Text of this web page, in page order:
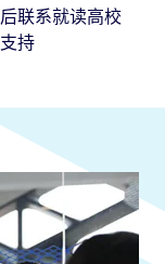
联系就读高校
持